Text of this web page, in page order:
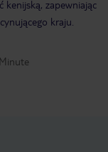
kenijską, zapewniając
kraju​.
Minute